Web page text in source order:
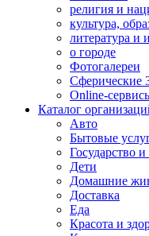
религия и
культура,
литература и
о городе
Фотогалереи
Сферические
Online-
Каталог
Авто
Бытовые
Государство
Дети
Домашние
Доставка
Еда
Красота и